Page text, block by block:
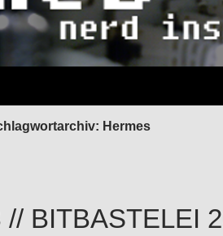
Hermes
BITBASTELEI